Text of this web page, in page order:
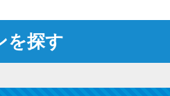
カードロ
最速！最
特集ペー
を探す